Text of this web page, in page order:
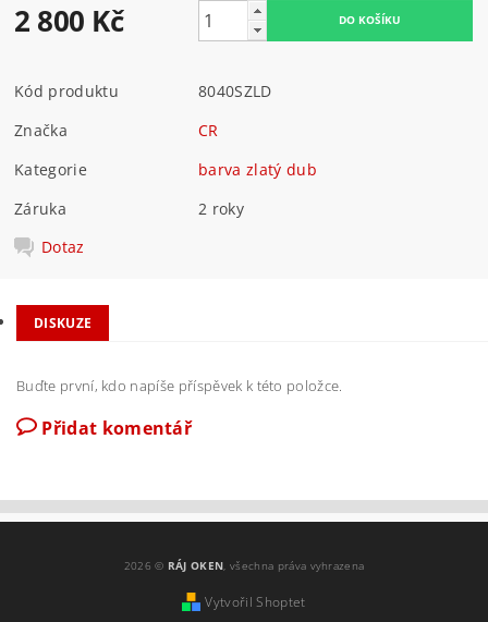
2 800 Kč
Kód produktu
8040SZLD
Značka
CR
Kategorie
barva zlatý dub
Záruka
2 roky
Dotaz
DISKUZE
Buďte první, kdo napíše příspěvek k této položce.
Přidat komentář
2026 © RÁJ OKEN , všechna práva vyhrazena
Vytvořil Shoptet